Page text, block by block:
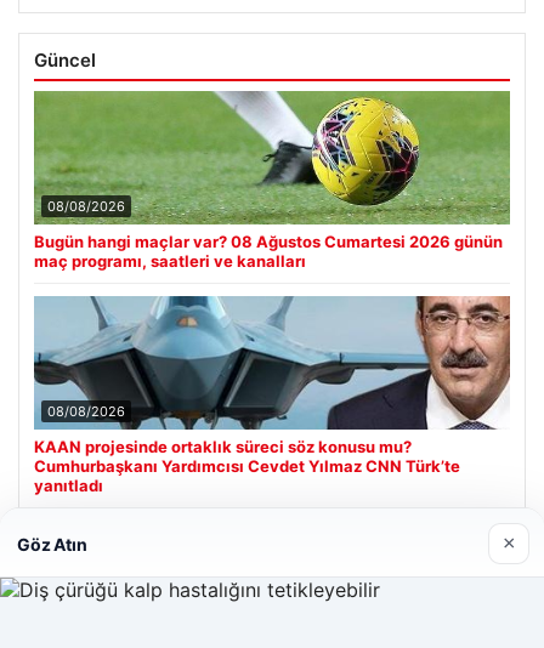
Güncel
08/08/2026
Bugün hangi maçlar var? 08 Ağustos Cumartesi 2026 günün
maç programı, saatleri ve kanalları
08/08/2026
KAAN projesinde ortaklık süreci söz konusu mu?
Cumhurbaşkanı Yardımcısı Cevdet Yılmaz CNN Türk’te
yanıtladı
Son Eklenen Firmalar
Göz Atın ×